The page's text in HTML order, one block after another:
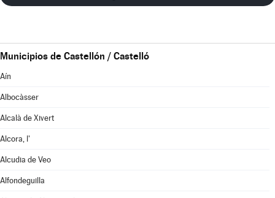
Municipios de Castellón / Castelló
Aín
Albocàsser
Alcalà de Xivert
Alcora, l'
Alcudia de Veo
Alfondeguilla